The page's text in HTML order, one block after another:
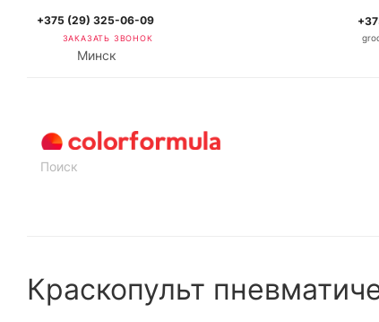
+375 (29) 325-06-09
ЗАКАЗАТЬ ЗВОНОК
Минск
Краскопульт